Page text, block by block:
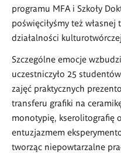
programu MFA i Szkoły
poświęciłyśmy też
działalności
Szczególne emocje
uczestniczyło 25
zajęć praktycznych
transferu grafiki na
monotypię, kserolitografię
entuzjazmem
tworząc niepowtarzalne